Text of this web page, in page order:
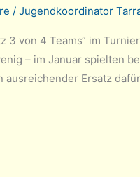
/ Jugendkoordinator
3 von 4 Teams“ im
– im Januar spielten
ausreichender Ersatz